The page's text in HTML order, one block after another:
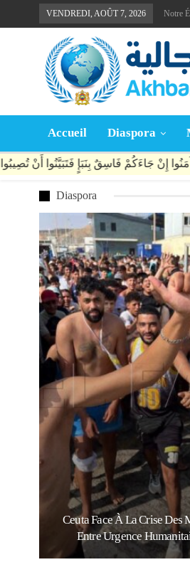
VENDREDI, AOÛT 7, 2026 Notre
Accueil Diaspora
Diaspora
Ceuta Face À La Crise Des
Entre Urgence